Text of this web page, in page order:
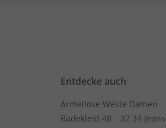
Entdecke auch
Ärmellose Weste Damen
Badekleid 48
32 34 Jeans